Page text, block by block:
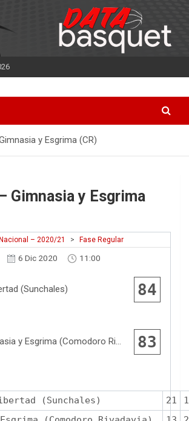
y Esgrima (CR)
Gimnasia y Esgrima
– 2020/21 > Fase Regular
6 Dic 2020 11:00
(Sunchales) 84
Gimnasia y Esgrima (Comodoro Rivadavia) 83
(Sunchales) 21